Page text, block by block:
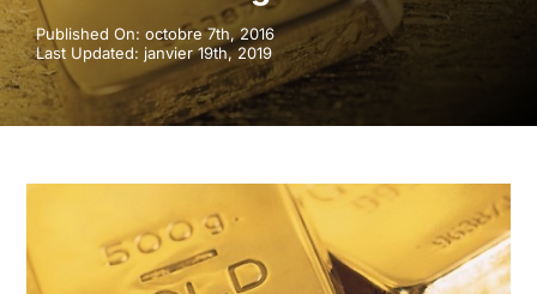
Published On: octobre 7th, 2016
Last Updated: janvier 19th, 2019